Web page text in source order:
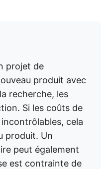
projet de
produit avec
recherche, les
Si les coûts de
cela
produit. Un
peut également
est contrainte de